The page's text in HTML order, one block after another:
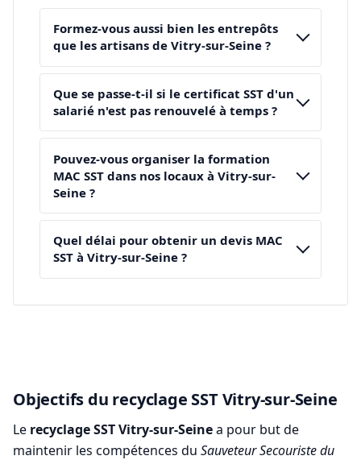
Formez-vous aussi bien les entrepôts
que les artisans de Vitry-sur-Seine ?
Que se passe-t-il si le certificat SST d'un
salarié n'est pas renouvelé à temps ?
Pouvez-vous organiser la formation
MAC SST dans nos locaux à Vitry-sur-
Seine ?
Quel délai pour obtenir un devis MAC
SST à Vitry-sur-Seine ?
Objectifs du recyclage SST Vitry-sur-Seine
Le recyclage SST Vitry-sur-Seinea pour but de
maintenir les compétences du Sauveteur Secouriste du